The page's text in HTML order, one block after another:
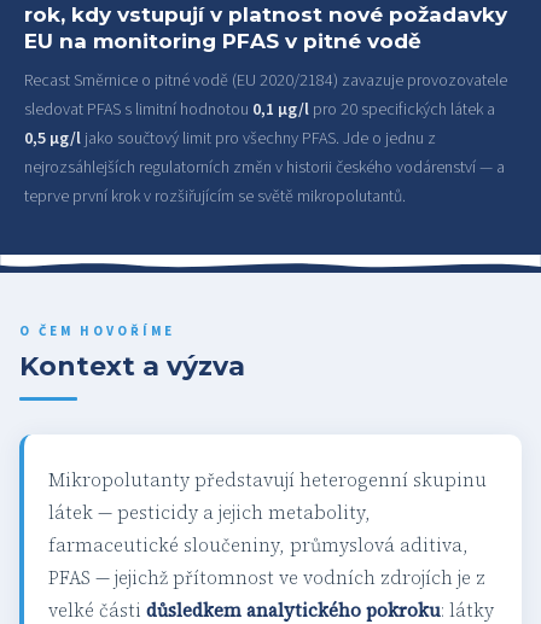
rok, kdy vstupují v platnost nové požadavky
EU na monitoring PFAS v pitné vodě
Recast Směrnice o pitné vodě (EU 2020/2184) zavazuje provozovatele
sledovat PFAS s limitní hodnotou 0,1 μg/l pro 20 specifických látek a
0,5 μg/l jako součtový limit pro všechny PFAS. Jde o jednu z
nejrozsáhlejších regulatorních změn v historii českého vodárenství — a
teprve první krok v rozšiřujícím se světě mikropolutantů.
O ČEM HOVOŘÍME
Kontext a výzva
Mikropolutanty představují heterogenní skupinu
látek — pesticidy a jejich metabolity,
farmaceutické sloučeniny, průmyslová aditiva,
PFAS — jejichž přítomnost ve vodních zdrojích je z
velké části důsledkem analytického pokroku: látky